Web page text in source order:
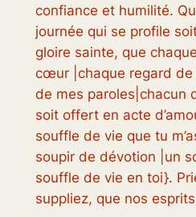
confiance et humilité.
journée qui se profile
gloire sainte, que
cœur |chaque regard de
de mes paroles|chacun
soit offert en acte
souffle de vie que tu
soupir de dévotion |un
souffle de vie en toi}.
suppliez, que nos esprits